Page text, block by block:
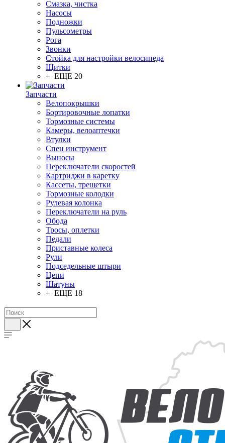
Смазка, чистка
Насосы
Подножки
Пульсометры
Рога
Звонки
Стойка для настройки велосипеда
Щитки
+ ЕЩЕ 20
Запчасти
Велопокрышки
Бортировочные лопатки
Тормозные системы
Камеры, велоаптечки
Втулки
Спец инструмент
Выносы
Переключатели скоростей
Картриджи в каретку
Кассеты, трещетки
Тормозные колодки
Рулевая колонка
Переключатели на руль
Обода
Тросы, оплетки
Педали
Приставные колеса
Рули
Подседельные штыри
Цепи
Шатуны
+ ЕЩЕ 18